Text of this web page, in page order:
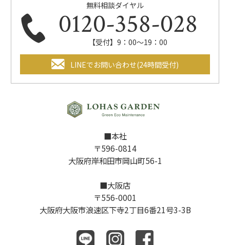
無料相談ダイヤル
0120-358-028
【受付】9：00～19：00
LINEでお問い合わせ(24時間受付)
■本社
〒596-0814
大阪府岸和田市岡山町56-1
■大阪店
〒556-0001
大阪府大阪市浪速区下寺2丁目6番21号3-3B